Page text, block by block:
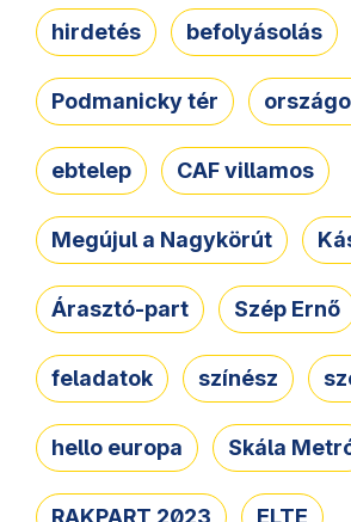
hirdetés befolyásolás
Podmanicky tér
ebtelep CAF villamos
Megújul a Nagykörút
Árasztó-part Szép Ernő
feladatok színész
hello europa Skála
RAKPART 2023 ELTE